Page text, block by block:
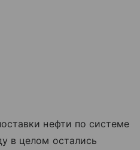
нефти по системе
в целом остались